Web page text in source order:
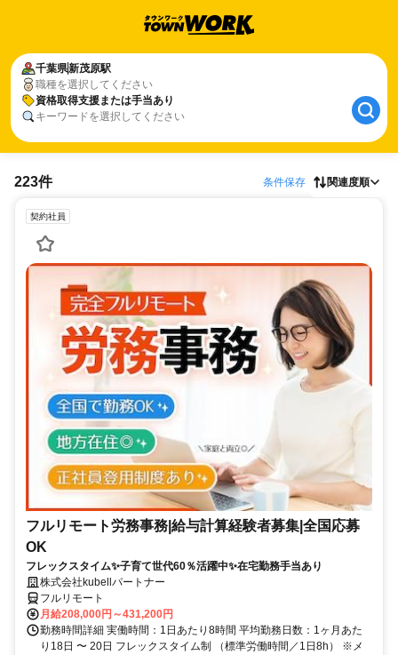
千葉県新茂原駅
職種を選択してください
資格取得支援または手当あり
キーワードを選択してください
223件 条件保存 関連度順
契約社員
フルリモート労務事務|給与計算経験者募集|全国応募
OK
フレックスタイム✨子育て世代60％活躍中✨在宅勤務手当あり
株式会社kubellパートナー
フルリモート
月給208,000円～431,200円
勤務時間詳細 実働時間：1日あたり8時間 平均勤務日数：1ヶ月あた
り18日 〜 20日 フレックスタイム制 （標準労働時間／1日8h） ※メ